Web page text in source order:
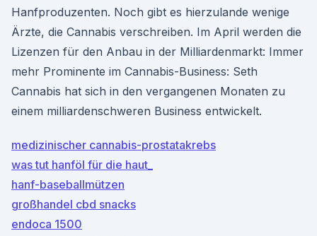
Hanfproduzenten. Noch gibt es hierzulande wenige
Ärzte, die Cannabis verschreiben. Im April werden die
Lizenzen für den Anbau in der Milliardenmarkt: Immer
mehr Prominente im Cannabis-Business: Seth
Cannabis hat sich in den vergangenen Monaten zu
einem milliardenschweren Business entwickelt.
medizinischer cannabis-prostatakrebs
was tut hanföl für die haut_
hanf-baseballmützen
großhandel cbd snacks
endoca 1500